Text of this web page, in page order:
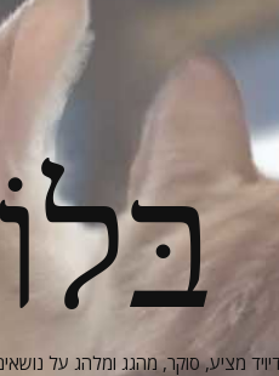
מציע, סוקר, מהגג ומלהג על